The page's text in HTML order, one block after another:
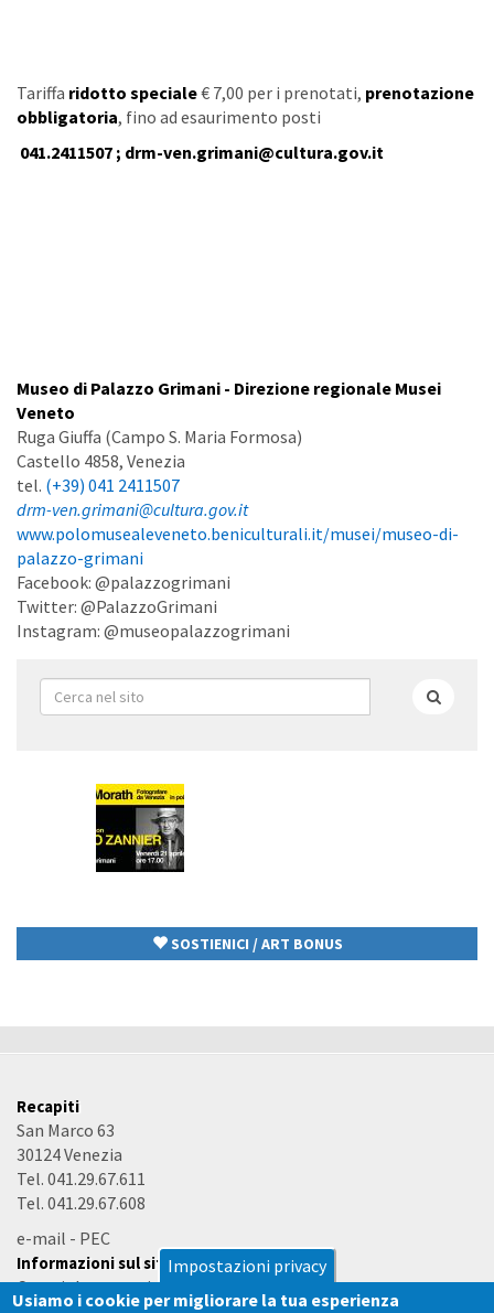
Impostazioni privacy
Usiamo i cookie per migliorare la tua esperienza
Tariffa ridotto speciale€ 7,00 per i prenotati, prenotazione
obbligatoria, fino ad esaurimento posti
041.2411507 ; drm-ven.grimani@cultura.gov.it
Museo di Palazzo Grimani - Direzione regionale Musei
Veneto
Ruga Giuffa (Campo S. Maria Formosa)
Castello 4858, Venezia
tel. (+39) 041 2411507
drm-ven.grimani@cultura.gov.it
www.polomusealeveneto.beniculturali.it/musei/museo-di-
palazzo-grimani
Facebook: @palazzogrimani
Twitter: @PalazzoGrimani
Instagram: @museopalazzogrimani
Form
di
SOSTIENICI / ART BONUS
Recapiti
San Marco 63
30124 Venezia
Tel. 041.29.67.611
Tel. 041.29.67.608
e-mail - PEC
Informazioni sul sito
Copyright e termini d'uso